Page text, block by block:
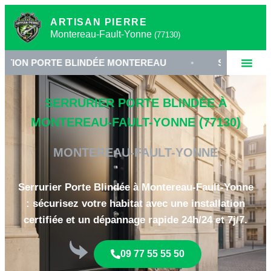
ARTISAN PIERRE
Montereau-Fault-Yonne (77130)
BLINDÉE MONTEREAU • SERRURIER 77130
SERRURIER PORTE BLINDÉE À
MONTEREAU-FAULT-YONNE (77130)
MONTEREAU-FAULT-YONNE
Serrurier Porte Blindée à Montereau-Fault-Yonne
: sécurisez votre habitat avec une installation
certifiée et un dépannage rapide 24h/24 et 7j/7.
09 77 55 55 50